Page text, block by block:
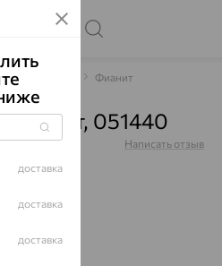
Фианит
фианит, 051440
Написать отзыв
доставка
доставка
доставка